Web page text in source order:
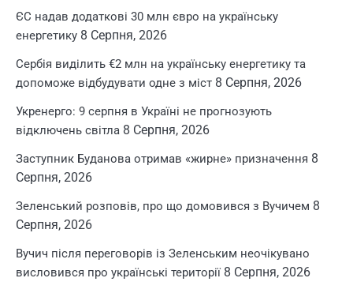
ЄС надав додаткові 30 млн євро на українську
енергетику 8 Серпня, 2026
Сербія виділить €2 млн на українську енергетику та
допоможе відбудувати одне з міст 8 Серпня, 2026
Укренерго: 9 серпня в Україні не прогнозують
відключень світла 8 Серпня, 2026
Заступник Буданова отримав «жирне» призначення 8
Серпня, 2026
Зеленський розповів, про що домовився з Вучичем 8
Серпня, 2026
Вучич після переговорів із Зеленським неочікувано
висловився про українські території 8 Серпня, 2026